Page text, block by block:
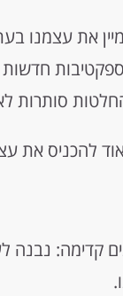
את עצמנו
סותרות
להכניס את
את עצמנו 10